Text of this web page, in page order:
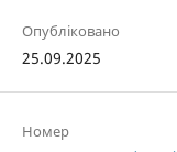
Опубліковано
25.09.2025
Номер